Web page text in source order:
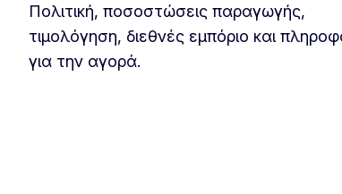
Πολιτική, ποσοστώσεις παραγωγής,
τιμολόγηση, διεθνές εμπόριο και
για την αγορά.